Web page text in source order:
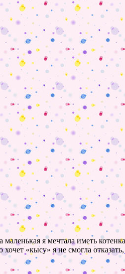
я мечтала иметь
«кысу» я не смогла отказать,